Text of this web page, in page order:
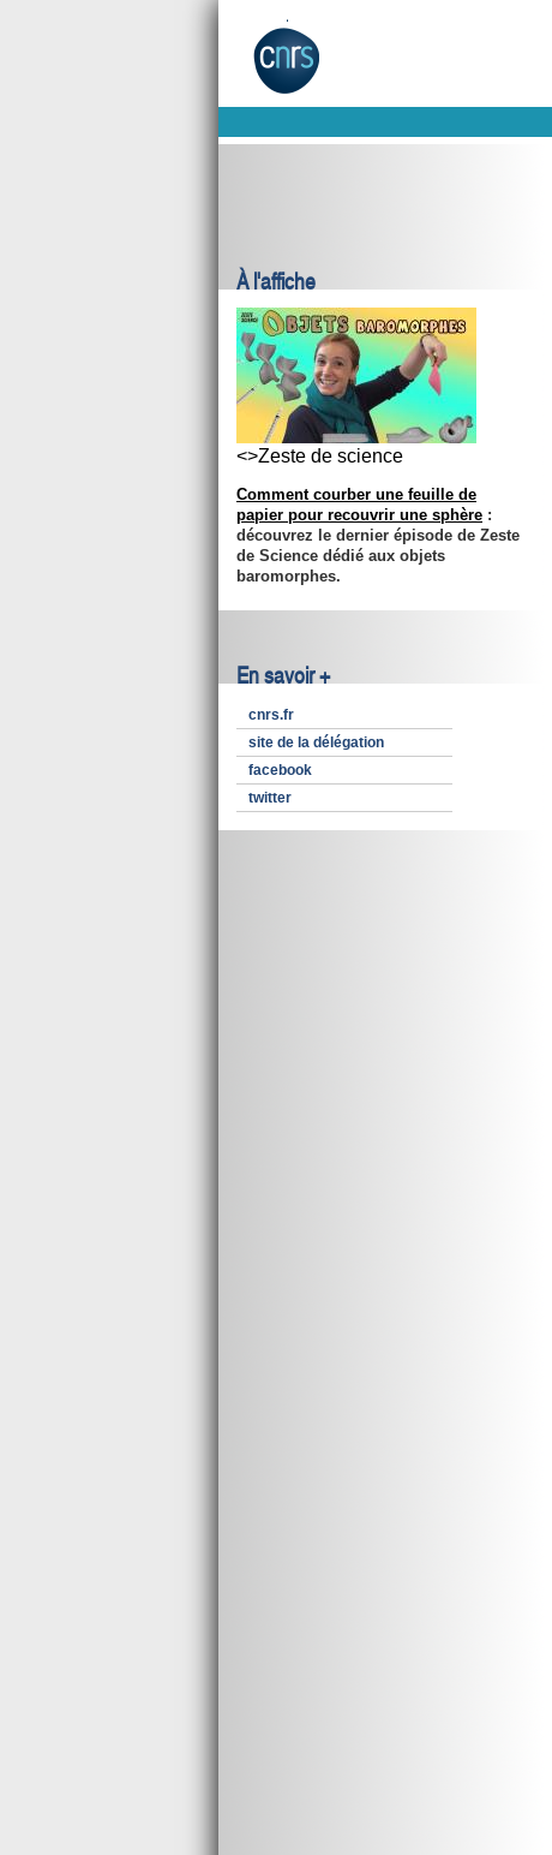
À l'affiche
<>Zeste de science
Comment courber une feuille de
papier pour recouvrir une sphère :
découvrez le dernier épisode de Zeste
de Science dédié aux objets
baromorphes.
En savoir +
cnrs.fr
site de la délégation
facebook
twitter